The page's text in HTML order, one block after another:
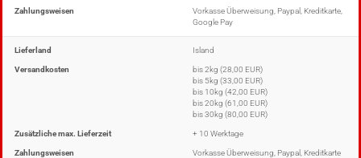
Zahlungsweisen
Vorkasse Überweisung, Paypal, Kreditkarte,
Google Pay
Lieferland Island
Versandkosten
bis 2kg (28,00 EUR)
bis 5kg (33,00 EUR)
bis 10kg (42,00 EUR)
bis 20kg (61,00 EUR)
bis 30kg (80,00 EUR)
Zusätzliche max. Lieferzeit + 10 Werktage
Zahlungsweisen Vorkasse Überweisung, Paypal, Kreditkarte